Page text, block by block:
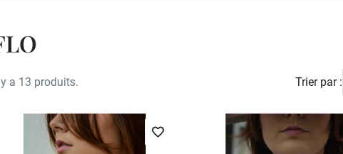
a 13 produits. Trier par :
favorite_border